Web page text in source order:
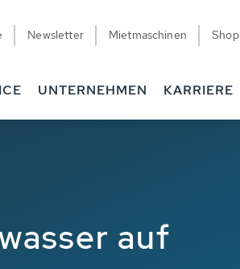
Newsletter Mietmaschinen Shop
UNTERNEHMEN KARRIERE
auf